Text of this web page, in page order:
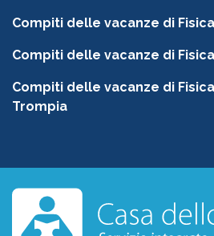
Compiti delle vacanze di
Compiti delle vacanze di
Compiti delle vacanze di
Trompia